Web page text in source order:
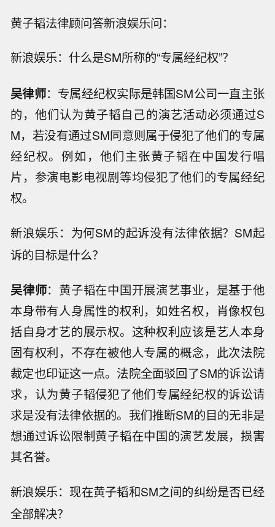
黄子韬法律顾问答新浪娱乐问：
新浪娱乐：什么是SM所称的“专属经纪权”？
吴律师：专属经纪权实际是韩国SM公司一直主张
的，他们认为黄子韬自己的演艺活动必须通过S
M，若没有通过SM同意则属于侵犯了他们的专属
经纪权。例如，他们主张黄子韬在中国发行唱
片，参演电影电视剧等均侵犯了他们的专属经纪
权。
新浪娱乐 ：为何SM的起诉没有法律依据？SM起
诉的目标是什么？
吴律师：黄子韬在中国开展演艺事业，是基于他
本身带有人身属性的权利，如姓名权，肖像权包
括自身才艺的展示权。这种权利应该是艺人本身
固有权利，不存在被他人专属的概念，此次法院
裁定也印证这一点。法院全面驳回了SM的诉讼请
求，认为黄子韬侵犯了他们专属经纪权的诉讼请
求是没有法律依据的。我们推断SM的目的无非是
想通过诉讼限制黄子韬在中国的演艺发展，损害
其名誉。
新浪娱乐：现在黄子韬和SM之间的纠纷是否已经
全部解决？